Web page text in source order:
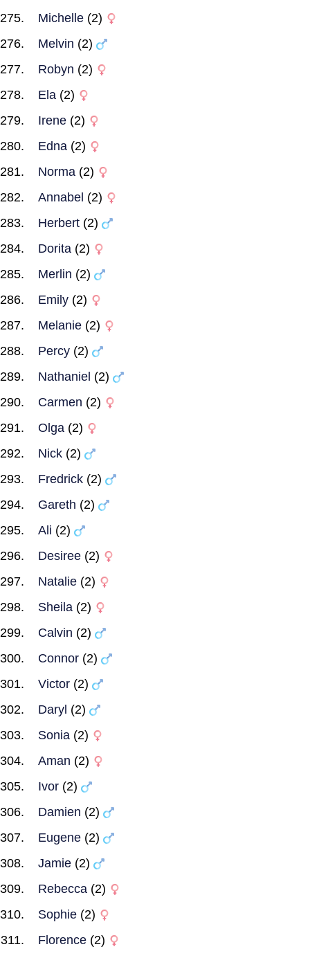
Michelle (2)
Melvin (2)
Robyn (2)
Ela (2)
Irene (2)
Edna (2)
Norma (2)
Annabel (2)
Herbert (2)
Dorita (2)
Merlin (2)
Emily (2)
Melanie (2)
Percy (2)
Nathaniel (2)
Carmen (2)
Olga (2)
Nick (2)
Fredrick (2)
Gareth (2)
Ali (2)
Desiree (2)
Natalie (2)
Sheila (2)
Calvin (2)
Connor (2)
Victor (2)
Daryl (2)
Sonia (2)
Aman (2)
Ivor (2)
Damien (2)
Eugene (2)
Jamie (2)
Rebecca (2)
Sophie (2)
Florence (2)